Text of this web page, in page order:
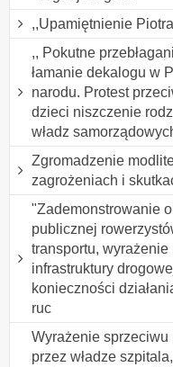
,,Upamiętnienie
,, Pokutne
łamanie dekalogu w
narodu. Protest
dzieci niszczenie
władz
Zgromadzenie
zagrożeniach i
"Zademonstrowanie
publicznej
transportu,
infrastruktury
konieczności
ruc
Wyrażenie
przez władze